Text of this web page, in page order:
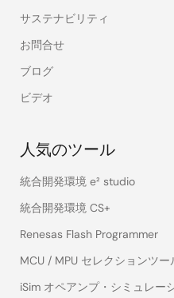
サステナビリティ
お問合せ
ブログ
ビデオ
人気のツール
統合開発環境 e² studio
統合開発環境 CS+
Renesas Flash Programmer
MCU / MPU セレクションツー
iSim オペアンプ・シミュレー